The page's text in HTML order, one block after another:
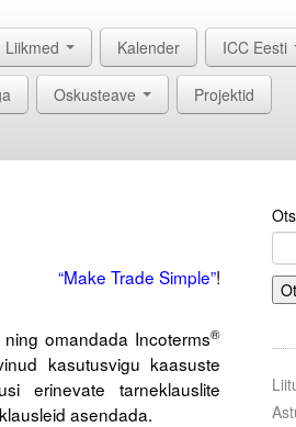
Liikmed Kalender ICC Eesti
Oskusteave Projektid
“Make Trade Simple”!
omandada Incoterms®
kasutusvigu kaasuste
erinevate tarneklauslite
asendada.